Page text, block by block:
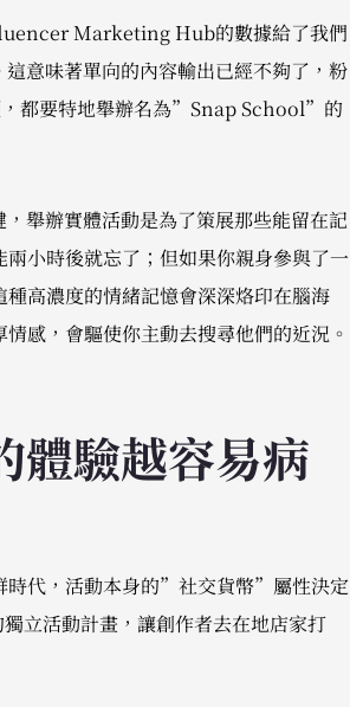
Marketing Hub的數據給了我們
意味著單向的內容輸出已經不夠了，粉
，都要特地舉辦名為”Snap School”的
舉辦實體活動是為了策展那些能留在記
小時後就忘了；但如果你親身參與了一
高濃度的情緒記憶會深深烙印在腦海
感，會驅使你主動去搜尋他們的近況。
體驗越容易病
時代，活動本身的”社交貨幣”屬性決定
立活動計畫，讓創作者去在地店家打